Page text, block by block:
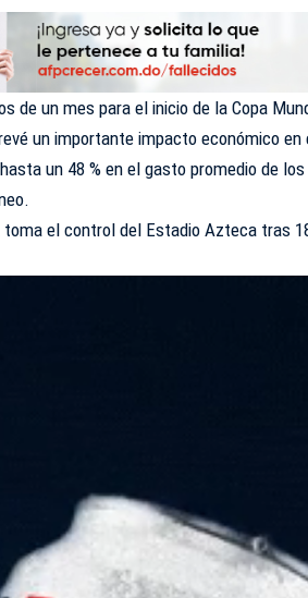
de un mes para el inicio de la Copa
un importante impacto económico
un 48 % en el gasto promedio de
toma el control del Estadio Azteca tras